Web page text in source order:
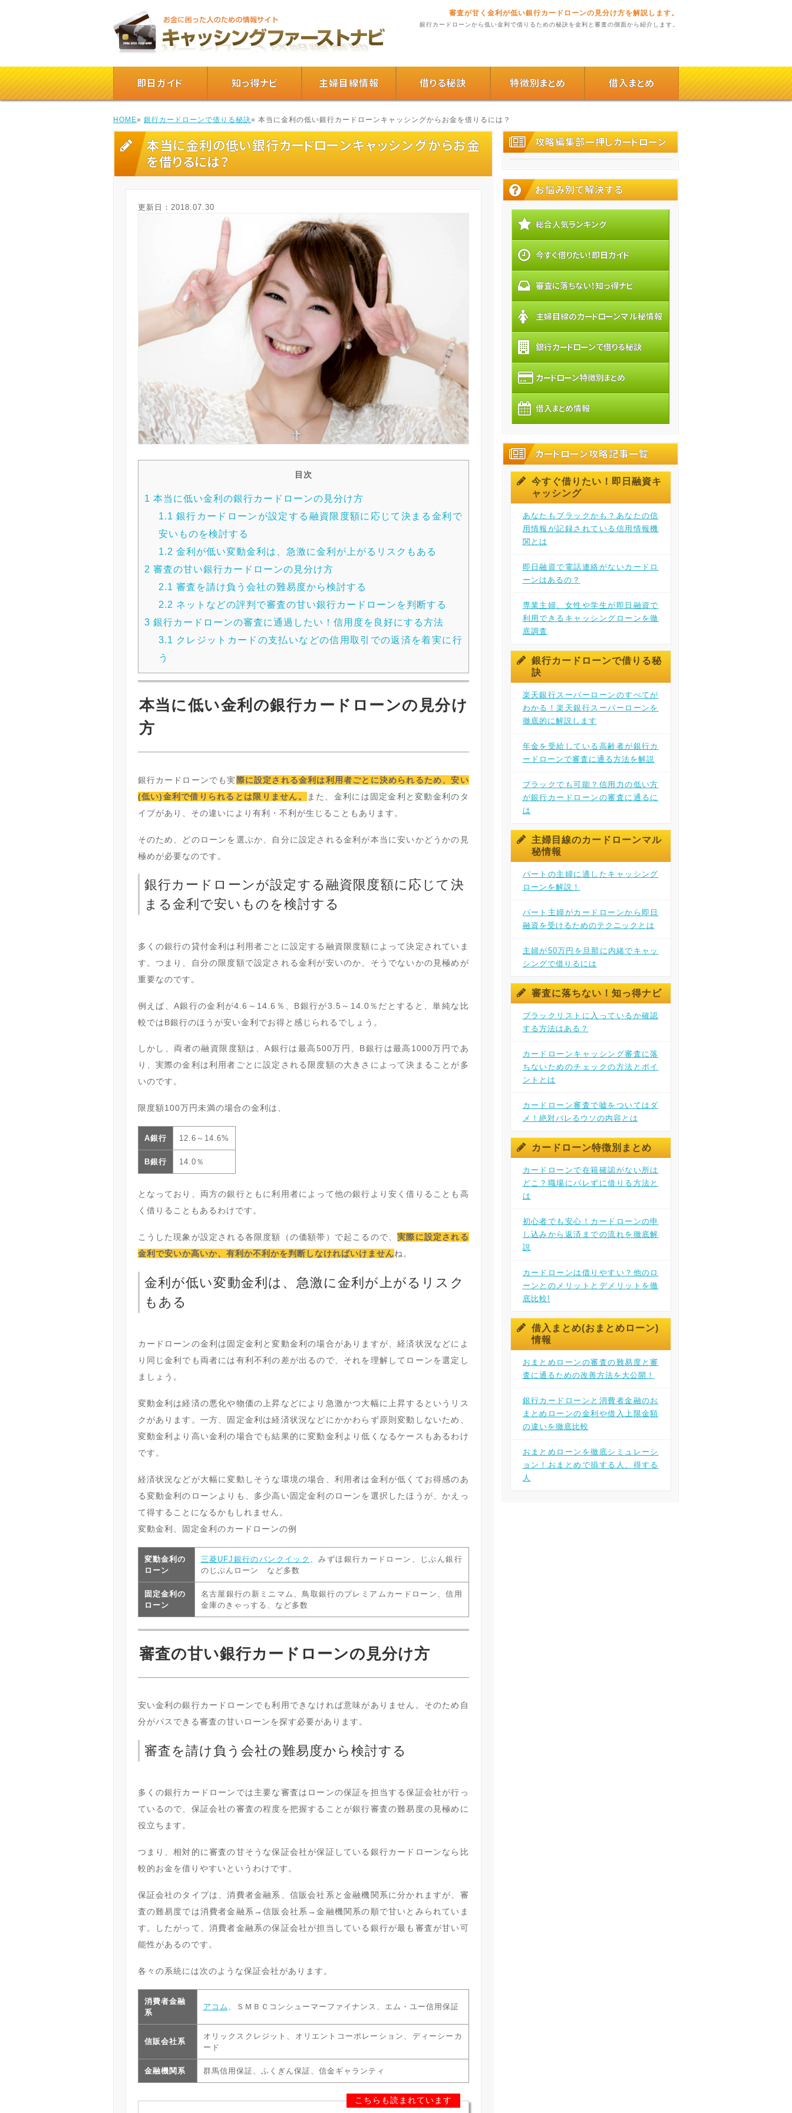
審査が甘く金利が低い銀行カードローンの見分け方を解説します。
銀行カードローンから低い金利で借りるための秘訣を金利と審査の側面から紹介します。
即日ガイド 知っ得ナビ 主婦目線情報 借りる秘訣 特徴別まとめ 借入まとめ
HOME» 銀行カードローンで借りる秘訣» 本当に金利の低い銀行カードローンキャッシングからお金を借りるには？
本当に金利の低い銀行カードローンキャッシングからお金
を借りるには？
更新日： 2018.07.30
目次
1 本当に低い金利の銀行カードローンの見分け方
1.1 銀行カードローンが設定する融資限度額に応じて決まる金利で
安いものを検討する
1.2 金利が低い変動金利は、急激に金利が上がるリスクもある
2 審査の甘い銀行カードローンの見分け方
2.1 審査を請け負う会社の難易度から検討する
2.2 ネットなどの評判で審査の甘い銀行カードローンを判断する
3 銀行カードローンの審査に通過したい！信用度を良好にする方法
3.1 クレジットカードの支払いなどの信用取引での返済を着実に行
う
本当に低い金利の銀行カードローンの見分け
方
銀行カードローンでも実 際に設定される金利は利用者ごとに決められるため、安い
(低い)金利で借りられるとは限りません。
また、金利には固定金利と変動金利のタ
イプがあり、その違いにより有利・不利が生じることもあります。
そのため、どのローンを選ぶか、自分に設定される金利が本当に安いかどうかの見
極めが必要なのです。
銀行カードローンが設定する融資限度額に応じて決
まる金利で安いものを検討する
多くの銀行の貸付金利は利用者ごとに設定する融資限度額によって決定されていま
す。つまり、自分の限度額で設定される金利が安いのか、そうでないかの見極めが
重要なのです。
例えば、A銀行の金利が4.6～14.6％、B銀行が3.5～14.0％だとすると、単純な比
較ではB銀行のほうが安い金利でお得と感じられるでしょう。
しかし、両者の融資限度額は、A銀行は最高500万円、B銀行は最高1000万円であ
り、実際の金利は利用者ごとに設定される限度額の大きさによって決まることが多
いのです。
限度額100万円未満の場合の金利は、
A銀行 12.6～14.6%
B銀行 14.0％
となっており、両方の銀行ともに利用者によって他の銀行より安く借りることも高
く借りることもあるわけです。
こうした現象が設定される各限度額（の価額帯）で起こるので、実際に設定される
金利で安いか高いか、有利か不利かを判断しなければいけませんね。
金利が低い変動金利は、急激に金利が上がるリスク
もある
カードローンの金利は固定金利と変動金利の場合がありますが、経済状況などによ
り同じ金利でも両者には有利不利の差が出るので、それを理解してローンを選定し
ましょう。
変動金利は経済の悪化や物価の上昇などにより急激かつ大幅に上昇するというリス
クがあります。一方、固定金利は経済状況などにかかわらず原則変動しないため、
変動金利より高い金利の場合でも結果的に変動金利より低くなるケースもあるわけ
です。
経済状況などが大幅に変動しそうな環境の場合、利用者は金利が低くてお得感のあ
る変動金利のローンよりも、多少高い固定金利のローンを選択したほうが、かえっ
て得することになるかもしれません。
変動金利、固定金利のカードローンの例
変動金利の
ローン
三菱UFJ銀行のバンクイック
、みずほ銀行カードローン、じぶん銀行
のじぶんローン など多数
固定金利の
ローン
名古屋銀行の新ミニマム、鳥取銀行のプレミアムカードローン、信用
金庫のきゃっする、など多数
審査の甘い銀行カードローンの見分け方
安い金利の銀行カードローンでも利用できなければ意味がありません。そのため自
分がパスできる審査の甘いローンを探す必要があります。
審査を請け負う会社の難易度から検討する
多くの銀行カードローンでは主要な審査はローンの保証を担当する保証会社が行っ
ているので、保証会社の審査の程度を把握することが銀行審査の難易度の見極めに
役立ちます。
つまり、相対的に審査の甘そうな保証会社が保証している銀行カードローンなら比
較的お金を借りやすいというわけです。
保証会社のタイプは、消費者金融系、信販会社系と金融機関系に分かれますが、審
査の難易度では消費者金融系→信販会社系→金融機関系の順で甘いとみられていま
す。したがって、消費者金融系の保証会社が担当している銀行が最も審査が甘い可
能性があるのです。
各々の系統には次のような保証会社があります。
消費者金融
系
アコム 、ＳＭＢＣコンシューマーファイナンス、エム・ユー信用保証
信販会社系
オリックスクレジット、オリエントコーポレーション、ディーシーカ
ード
金融機関系 群馬信用保証、ふくぎん保証、信金ギャランティ
こちらも読まれています
攻略編集部一押しカードローン
お悩み別で解決する
総合人気ランキング
今すぐ借りたい！即日ガイド
審査に落ちない！知っ得ナビ
主婦目線のカードローンマル秘情報
銀行カードローンで借りる秘訣
カードローン特徴別まとめ
借入まとめ情報
カードローン攻略記事一覧
今すぐ借りたい！即日融資キ
ャッシング
あなたもブラックかも？あなたの信
用情報が記録されている信用情報機
関とは
即日融資で電話連絡がないカードロ
ーンはあるの？
専業主婦、女性や学生が即日融資で
利用できるキャッシングローンを徹
底調査
銀行カードローンで借りる秘
訣
楽天銀行スーパーローンのすべてが
わかる！楽天銀行スーパーローンを
徹底的に解説します
年金を受給している高齢者が銀行カ
ードローンで審査に通る方法を解説
ブラックでも可能？信用力の低い方
が銀行カードローンの審査に通るに
は
主婦目線のカードローンマル
秘情報
パートの主婦に適したキャッシング
ローンを解説！
パート主婦がカードローンから即日
融資を受けるためのテクニックとは
主婦が50万円を旦那に内緒でキャッ
シングで借りるには
審査に落ちない！知っ得ナビ
ブラックリストに入っているか確認
する方法はある？
カードローンキャッシング審査に落
ちないためのチェックの方法とポイ
ントとは
カードローン審査で嘘をついてはダ
メ！絶対バレるウソの内容とは
カードローン特徴別まとめ
カードローンで在籍確認がない所は
どこ？職場にバレずに借りる方法と
は
初心者でも安心！カードローンの申
し込みから返済までの流れを徹底解
説
カードローンは借りやすい？他のロ
ーンとのメリットとデメリットを徹
底比較!
借入まとめ(おまとめローン)
情報
おまとめローンの審査の難易度と審
査に通るための改善方法を大公開！
銀行カードローンと消費者金融のお
まとめローンの金利や借入上限金額
の違いを徹底比較
おまとめローンを徹底シミュレーシ
ョン！おまとめで損する人、得する
人